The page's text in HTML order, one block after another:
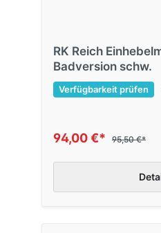
RK Reich
Badversion schw.
Verfügbarkeit prüfen
94,00 €* 95,50 €*